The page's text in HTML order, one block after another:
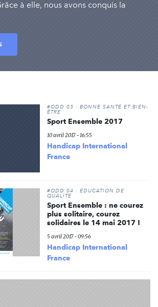
à elle, nous avons conquis la
#ODD 03 : BONNE SANTÉ ET BIEN-
ÊTRE
Sport Ensemble 2017
10 avril 2017 - 16:55
Handicap International
France
#ODD 04 : ÉDUCATION DE
QUALITÉ
Sport Ensemble : ne courez
plus solitaire, courez
solidaires le 14 mai 2017 !
5 avril 2017 - 09:56
Handicap International
France